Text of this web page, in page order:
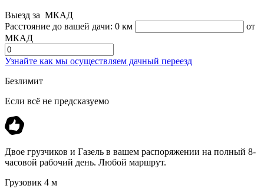
Выезд за МКАД
Расстояние до вашей дачи: 0 км
от
МКАД
Узнайте как мы осуществляем дачный переезд
Безлимит
Если всё не предсказуемо
Двое грузчиков и Газель в вашем распоряжении на полный 8-
часовой рабочий день. Любой маршрут.
Грузовик 4 м